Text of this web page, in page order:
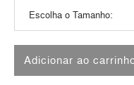
Adicionar ao